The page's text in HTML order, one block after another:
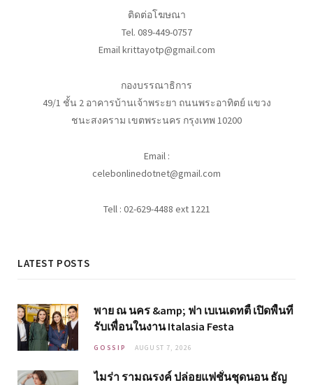
ติดต่อโฆษณา
Tel. 089-449-0757
Email krittayotp@gmail.com
กองบรรณาธิการ
49/1 ชั้น 2 อาคารบ้านเจ้าพระยา ถนนพระอาทิตย์ แขวง
ชนะสงคราม เขตพระนคร กรุงเทพ 10200
Email :
celebonlinedotnet@gmail.com
Tell : 02-629-4488 ext 1221
LATEST POSTS
พาย ณ นคร &amp; ฟา เบเนเดทตี้ เปิดพื้นที่
รับเพื่อนในงาน Italasia Festa
GOSSIP AUGUST 7, 2026
ไมร่า รามณรงค์ ปล่อยแฟชั่นชุดนอน ธัญ